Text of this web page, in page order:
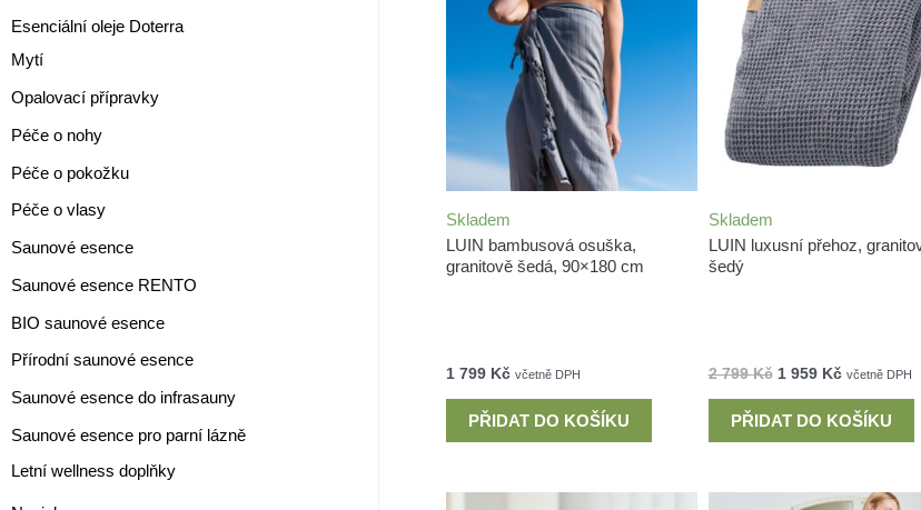
Esenciální oleje Doterra
Mytí
Opalovací přípravky
Péče o nohy
Péče o pokožku
Péče o vlasy
Saunové esence
Saunové esence RENTO
BIO saunové esence
Přírodní saunové esence
Saunové esence do infrasauny
Saunové esence pro parní lázně
Letní wellness doplňky
Skladem
LUIN bambusová osuška,
granitově šedá, 90×180 cm
1 799 Kč včetně DPH
PŘIDAT DO KOŠÍKU
Skladem
LUIN luxusní přehoz,
šedý
2 799Kč 1 959 Kč včetně DPH
PŘIDAT DO KOŠÍKU